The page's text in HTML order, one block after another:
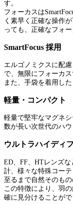
す。
フォーカスは
く素早く正確な操作
っても、正確なフォ
SmartFocus 採用
エルゴノミクスに配
で、無限にフォーカス
また、手袋を着用し
軽量・コンパクト
軽量で堅牢なマグネ
数が長い次世代のハウ
ウルトラハイディ
ED、FF、HTレンズ
計、様々な特殊コー
至るまで自然そのもの
この特徴により、羽
確に見分けることがで